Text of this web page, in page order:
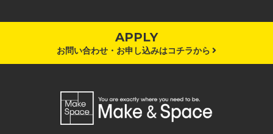
APPLY
お問い合わせ・お申し込みはコチラから